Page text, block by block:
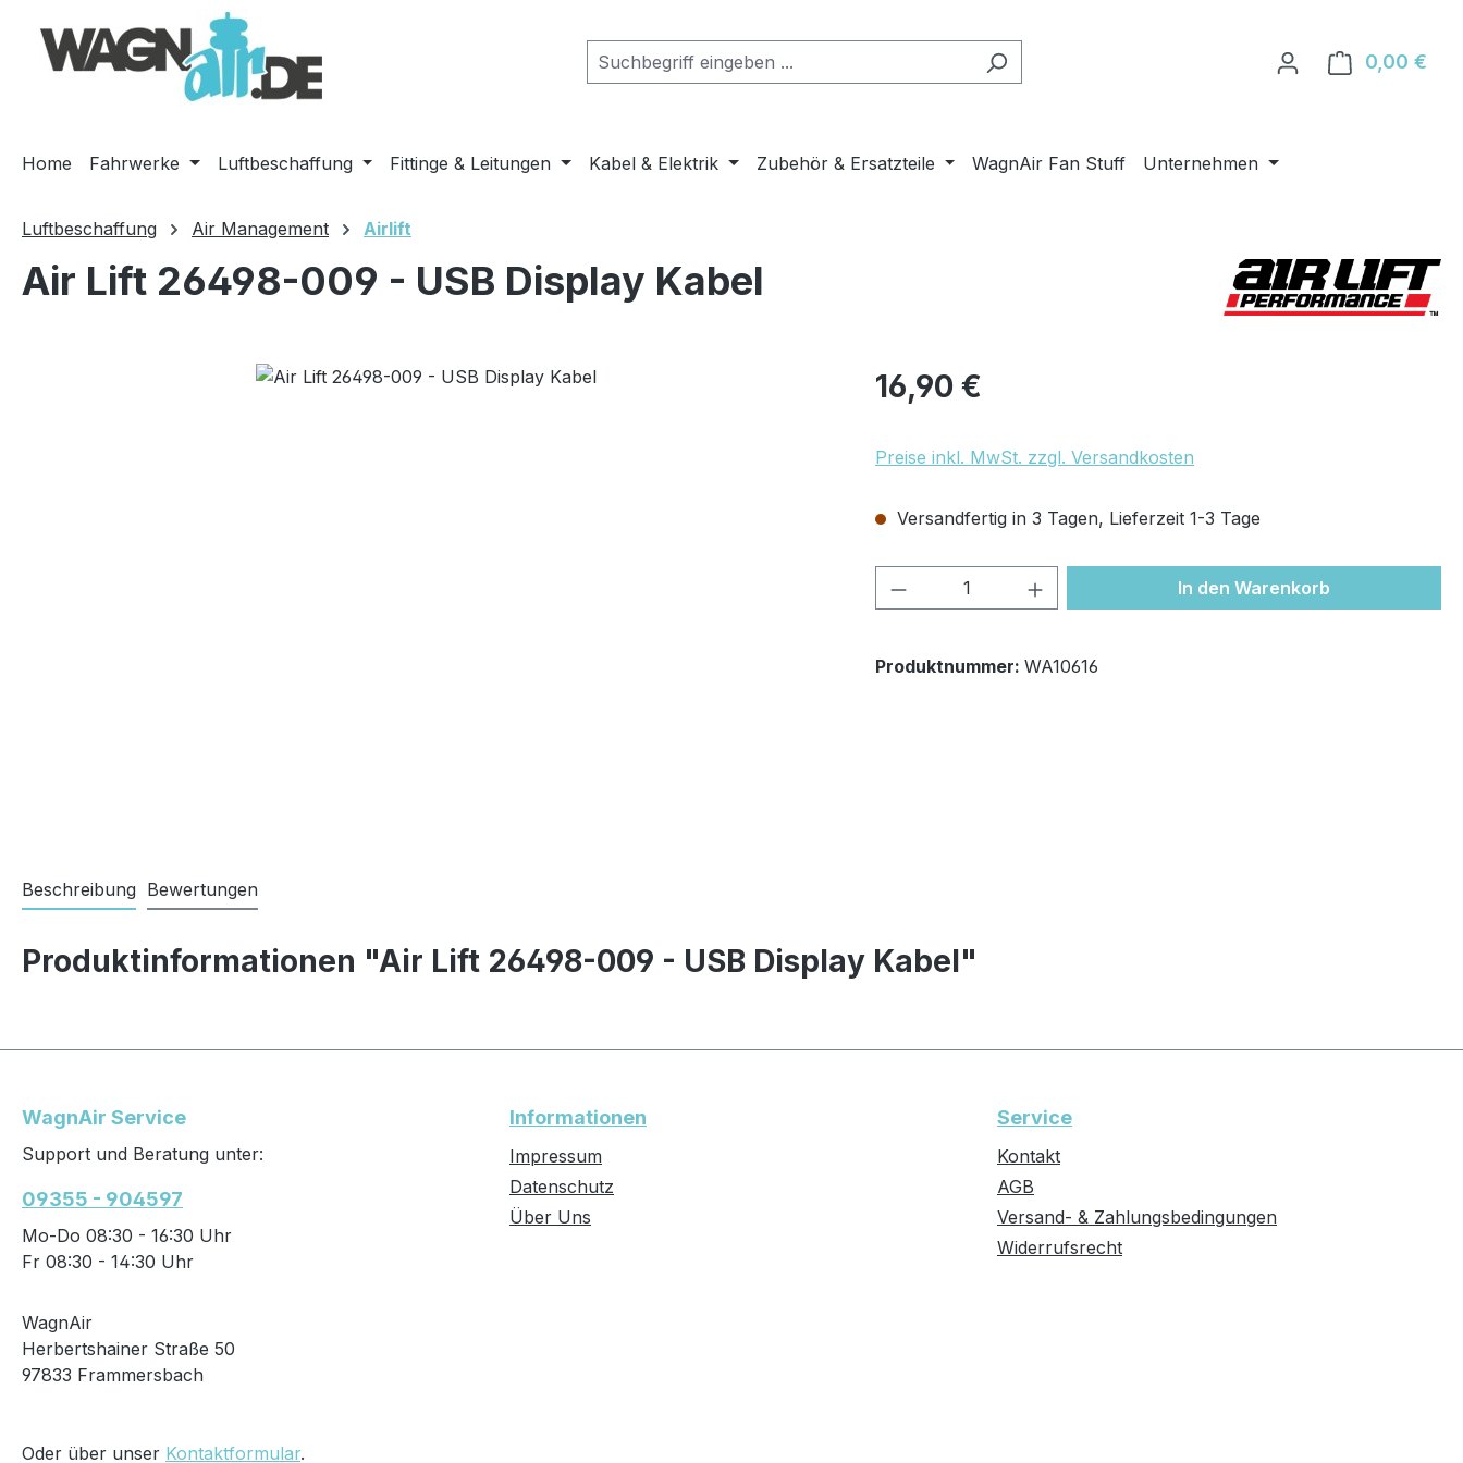
Hauptinhalt springen
Zur Suche springen
Zur Hauptnavigation springen
0,00 €
Home Fahrwerke Luftbeschaffung Fittinge & Leitungen Kabel & Elektrik Zubehör & Ersatzteile WagnAir Fan Stuff Unternehmen
Luftbeschaffung Air Management Airlift
Air Lift 26498-009 - USB Display Kabel
Regulärer Preis:
16,90 €
Preise inkl. MwSt. zzgl. Versandkosten
Versandfertig in 3 Tagen, Lieferzeit 1-3 Tage
Produkt Anzahl: Gib den gewünschten Wert
In den Warenkorb
Produktnummer: WA10616
Beschreibung Bewertungen
Produktinformationen "Air Lift 26498-009 - USB Display Kabel"
WagnAir Service
Support und Beratung unter:
09355 - 904597
Mo-Do 08:30 - 16:30 Uhr
Fr 08:30 - 14:30 Uhr
WagnAir
Herbertshainer Straße 50
97833 Frammersbach
Oder über unser Kontaktformular.
Informationen
Impressum
Datenschutz
Über Uns
Service
Kontakt
AGB
Versand- & Zahlungsbedingungen
Widerrufsrecht